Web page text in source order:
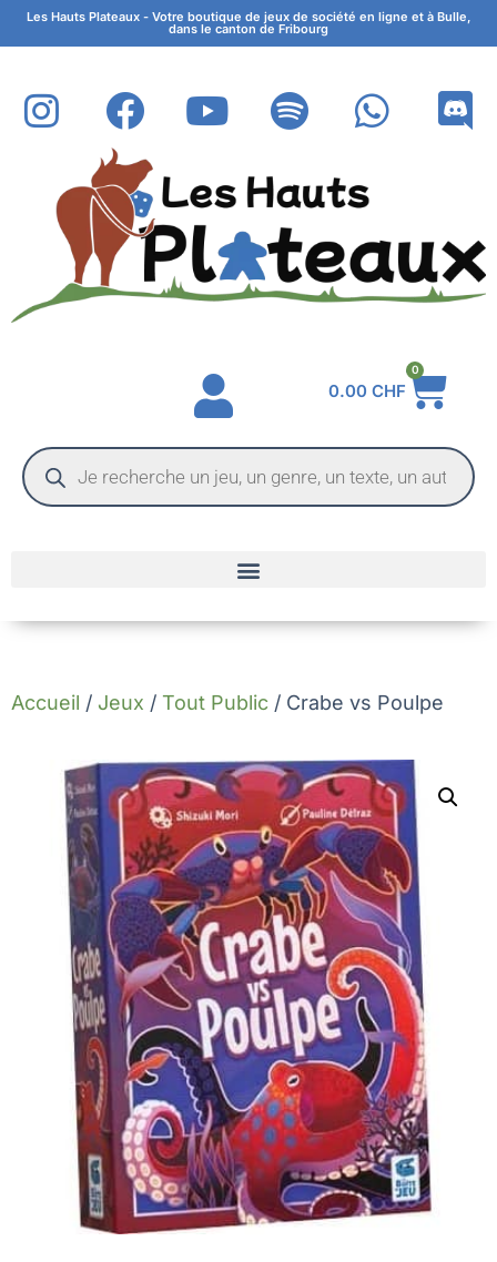
Les Hauts Plateaux - Votre boutique de jeux de société en ligne et à Bulle,
dans le canton de Fribourg
0.00 CHF
0
Accueil / Jeux / Tout Public / Crabe vs Poulpe